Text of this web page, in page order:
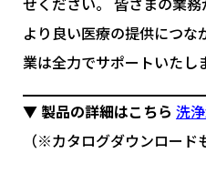
より良い医療の提供につな
業は全力でサポートいたし
▼ 製品の詳細はこちら 洗
（※カタログダウンロード